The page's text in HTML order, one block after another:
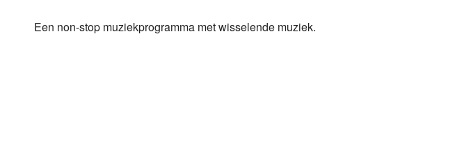
Een non-stop muziekprogramma met wisselende muziek.